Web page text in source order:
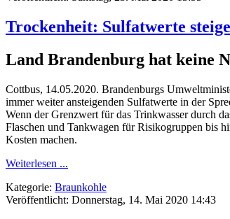
Trockenheit: Sulfatwerte
Land Brandenburg hat keine
Cottbus, 14.05.2020. Brandenburgs
immer weiter ansteigenden Sulfatwerte in der
Wenn der Grenzwert für das Trinkwasser durch
Flaschen und Tankwagen für Risikogruppen bis
Kosten machen.
Weiterlesen ...
Kategorie: Braunkohle
Veröffentlicht: Donnerstag, 14. Mai 2020 14:43